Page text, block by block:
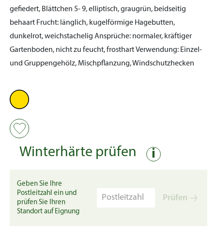
gefiedert, Blättchen 5- 9, elliptisch, graugrün, beidseitig
behaart Frucht: länglich, kugelförmige Hagebutten,
dunkelrot, weichstachelig Ansprüche: normaler, kräftiger
Gartenboden, nicht zu feucht, frosthartVerwendung: Einzel-
und Gruppengehölz, Mischpflanzung, Windschutzhecken
Winterhärte prüfen i
Geben Sie Ihre
Postleitzahl ein und
prüfen Sie Ihren
Standort auf Eignung
Prüfen